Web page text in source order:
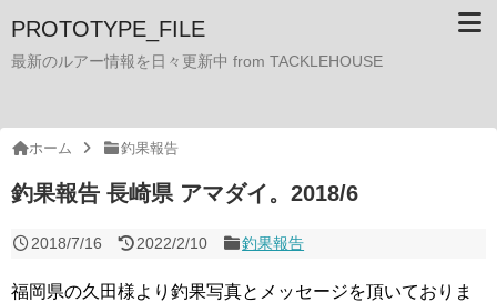
PROTOTYPE_FILE
最新のルアー情報を日々更新中 from TACKLEHOUSE
ホーム 釣果報告
釣果報告 長崎県 アマダイ。2018/6
2018/7/16 2022/2/10 釣果報告
福岡県の久田様より釣果写真とメッセージを頂いておりま